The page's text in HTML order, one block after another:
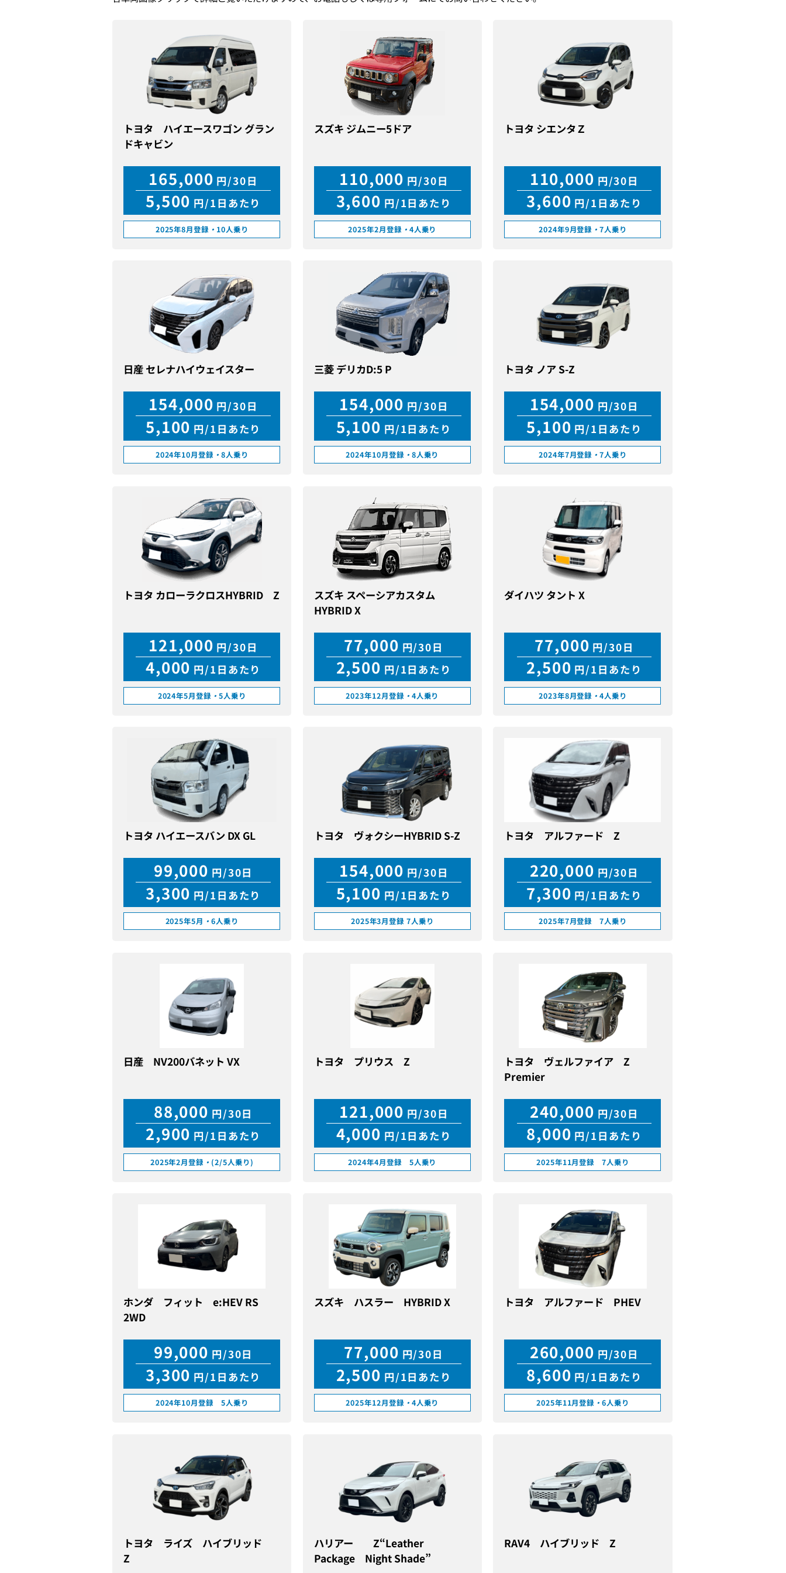
トヨタ ハイエースワゴン グラン
ドキャビン
165,000 円/30日
5,500 円/1日あたり
2025年8月登録 ・ 10人乗り
スズキ ジムニー5ドア
110,000 円/30日
3,600 円/1日あたり
2025年2月登録 ・ 4人乗り
トヨタ シエンタＺ
110,000 円/30日
3,600 円/1日あたり
2024年9月登録 ・7人乗り
日産 セレナハイウェイスター
154,000 円/30日
5,100 円/1日あたり
2024年10月登録 ・ 8人乗り
三菱 デリカD:5 P
154,000 円/30日
5,100 円/1日あたり
2024年10月登録 ・ 8人乗り
トヨタ ノア S-Z
154,000 円/30日
5,100 円/1日あたり
2024年7月登録 ・7人乗り
トヨタ カローラクロスHYBRID Z
121,000 円/30日
4,000 円/1日あたり
2024年5月登録 ・5人乗り
スズキ スペーシアカスタム
HYBRID X
77,000 円/30日
2,500 円/1日あたり
2023年12月登録 ・ 4人乗り
ダイハツ タント X
77,000 円/30日
2,500 円/1日あたり
2023年8月登録 ・4人乗り
トヨタ ハイエースバン DX GL
99,000 円/30日
3,300 円/1日あたり
2025年5月 ・6人乗り
トヨタ ヴォクシーHYBRID S-Z
154,000 円/30日
5,100 円/1日あたり
2025年3月登録 7人乗り
トヨタ アルファード Z
220,000 円/30日
7,300 円/1日あたり
2025年7月登録 7人乗り
日産 NV200バネット VX
88,000 円/30日
2,900 円/1日あたり
2025年2月登録 ・ (2/5人乗り)
トヨタ プリウス Z
121,000 円/30日
4,000 円/1日あたり
2024年4月登録 5人乗り
トヨタ ヴェルファイア Z
Premier
240,000 円/30日
8,000 円/1日あたり
2025年11月登録 7人乗り
ホンダ フィット e:HEV RS
2WD
99,000 円/30日
3,300 円/1日あたり
2024年10月登録 5人乗り
スズキ ハスラー HYBRID X
77,000 円/30日
2,500 円/1日あたり
2025年12月登録 ・ 4人乗り
トヨタ アルファード PHEV
260,000 円/30日
8,600 円/1日あたり
2025年11月登録 ・6人乗り
トヨタ ライズ ハイブリッド
Z
ハリアー Z“Leather
Package Night Shade”
RAV4 ハイブリッド Z